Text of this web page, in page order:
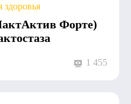
здоровья
Форте)
1 455